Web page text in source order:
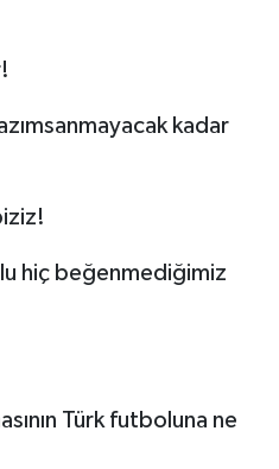
kadar
hiç beğenmediğimiz
Türk futboluna ne